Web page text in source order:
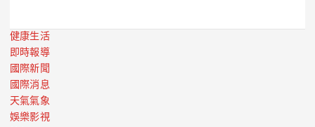
健康生活
即時報導
國際新聞
國際消息
天氣氣象
娛樂影視